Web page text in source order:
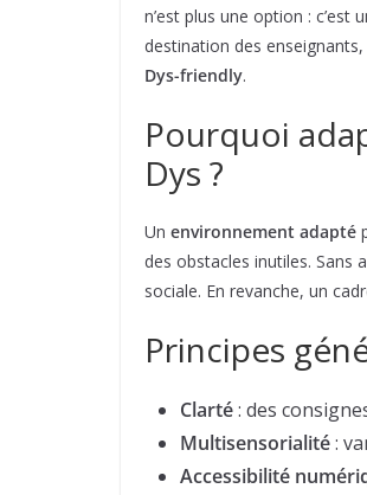
n’est plus une option : c’est
destination des
Dys-friendly.
Pourquoi
Dys ?
Un environnement adapté
des obstacles inutiles. Sans
sociale. En revanche, un
Principes
Clarté: des
Multisensorialité:
Accessibilité